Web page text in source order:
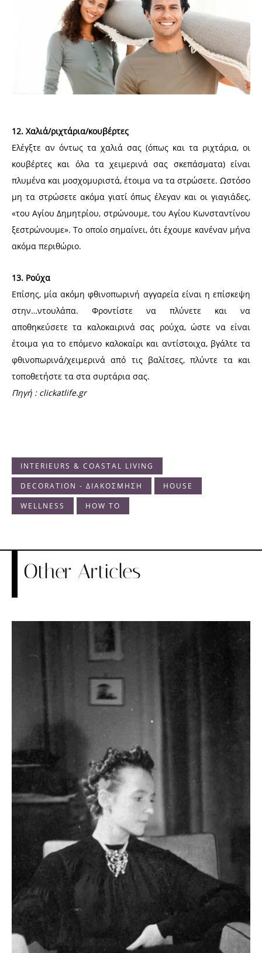
12. Χαλιά/ριχτάρια/κουβέρτες
Ελέγξτε αν όντως τα χαλιά σας (όπως και τα ριχτάρια, οι
κουβέρτες και όλα τα χειμερινά σας σκεπάσματα) είναι
πλυμένα και μοσχομυριστά, έτοιμα να τα στρώσετε. Ωστόσο
μη τα στρώσετε ακόμα γιατί όπως έλεγαν και οι γιαγιάδες,
«του Αγίου Δημητρίου, στρώνουμε, του Αγίου Κωνσταντίνου
ξεστρώνουμε». Το οποίο σημαίνει, ότι έχουμε κανέναν μήνα
ακόμα περιθώριο.
13. Ρούχα
Επίσης, μία ακόμη φθινοπωρινή αγγαρεία είναι η επίσκεψη
στην…ντουλάπα. Φροντίστε να πλύνετε και να
αποθηκεύσετε τα καλοκαιρινά σας ρούχα, ώστε να είναι
έτοιμα για το επόμενο καλοκαίρι και αντίστοιχα, βγάλτε τα
φθινοπωρινά/χειμερινά από τις βαλίτσες, πλύντε τα και
τοποθετήστε τα στα συρτάρια σας.
Πηγή : clickatlife.gr
INTERIEURS & COASTAL LIVING
DECORATION - ΔΙΑΚΟΣΜΗΣΗ
HOUSE
WELLNESS
HOW TO
Other Articles